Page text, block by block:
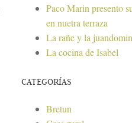
Paco Marin presento
en nuetra terraza
La rañe y la
La cocina de Isabel
CATEGORÍAS
Bretun